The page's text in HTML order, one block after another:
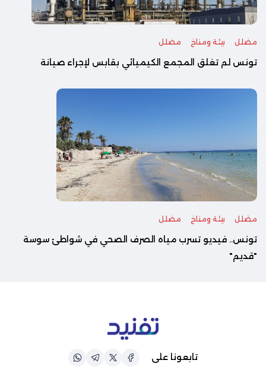
مضلل بيئة ومناخ مضلل
تونس لم تغلق المجمع الكيميائي بقابس لإجراء صيانة
مضلل بيئة ومناخ مضلل
تونس.. فيديو تسرب مياه الصرف الصحي في شواطئ سوسة
"قديم"
تابعونا على